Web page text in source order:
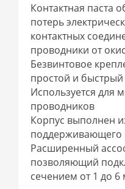
Контактная паста
потерь
контактных
проводники от
Безвинтовое
простой и
Используется для
проводников
Корпус выполнен
поддерживающего
Расширенный
позволяющий
сечением от 1 до